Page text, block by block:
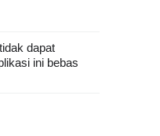
dapat
ini bebas